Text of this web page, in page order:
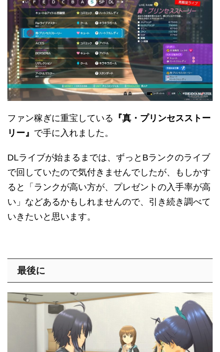
ファン稼ぎに重宝している 『真・プリンセスストー
リー』 で手に入れました。
DLライブが始まるまでは、ずっとBランクのライブ
で回していたので気付きませんでしたが、もしかす
ると「ランクが高い方が、プレゼントの入手率が高
い」などあるかもしれませんので、引き続き調べて
いきたいと思います。
最後に